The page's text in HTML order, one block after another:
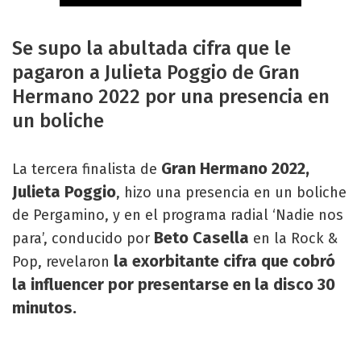
Se supo la abultada cifra que le
pagaron a Julieta Poggio de Gran
Hermano 2022 por una presencia en
un boliche
La tercera finalista de Gran Hermano 2022,
Julieta Poggio, hizo una presencia en un boliche
de Pergamino, y en el programa radial ‘Nadie nos
para’, conducido por Beto Casella en la Rock &
Pop, revelaron la exorbitante cifra que cobró
la influencer por presentarse en la disco 30
minutos.